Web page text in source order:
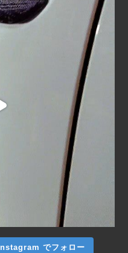
Instagram でフォロー